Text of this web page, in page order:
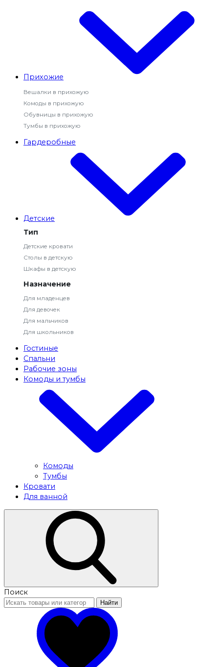
Прихожие
Вешалки в прихожую
Комоды в прихожую
Обувницы в прихожую
Тумбы в прихожую
Гардеробные
Детские
Тип
Детские кровати
Столы в детскую
Шкафы в детскую
Назначение
Для младенцев
Для девочек
Для мальчиков
Для школьников
Гостиные
Спальни
Рабочие зоны
Комоды и тумбы
Комоды
Тумбы
Кровати
Для ванной
Поиск
Найти